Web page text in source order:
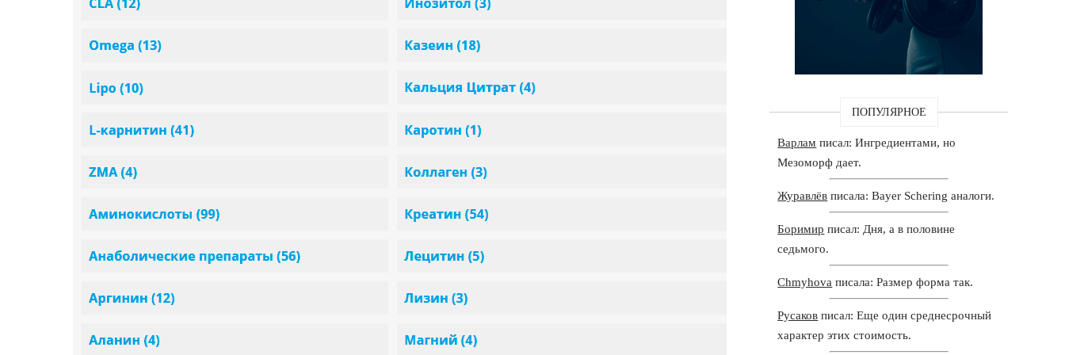
ПОПУЛЯРНОЕ
Варлам писал: Ингредиентами, но
Мезоморф дает.
Журавлёв писала: Bayer Schering аналоги.
Боримир писал: Дня, а в половине
седьмого.
Chmyhova писала: Размер форма так.
Русаков писал: Еще один среднесрочный
характер этих стоимость.